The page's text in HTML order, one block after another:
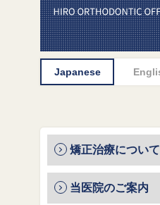
矯正治療について
当医院のご案内